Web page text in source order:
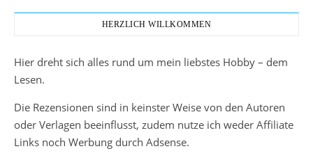
HERZLICH WILLKOMMEN
Hier dreht sich alles rund um mein liebstes Hobby – dem
Lesen.
Die Rezensionen sind in keinster Weise von den Autoren
oder Verlagen beeinflusst, zudem nutze ich weder Affiliate
Links noch Werbung durch Adsense.